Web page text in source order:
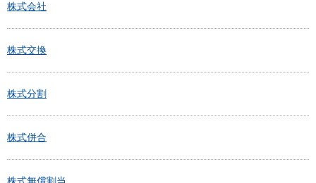
株式会社
株式交換
株式分割
株式併合